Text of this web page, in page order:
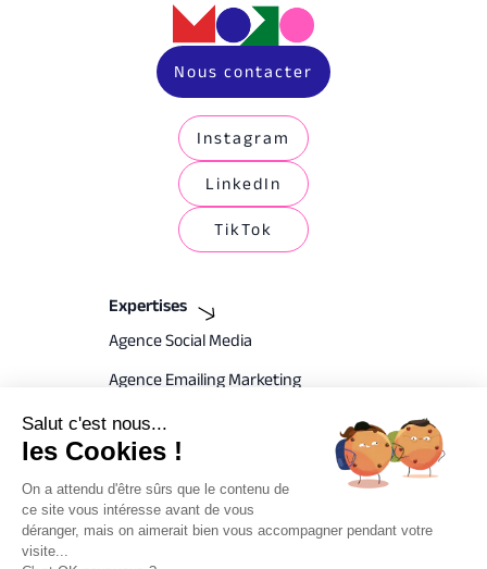
Nous contacter
Instagram
LinkedIn
TikTok
Expertises
Agence Social Media
Agence Emailing Marketing
Agence SEA
Agence SEO Lille
Agence CRM
Branding & Plateforme de marque
Salut c'est nous...
les Cookies !
On a attendu d'être sûrs que le contenu de
ce site vous intéresse avant de vous
déranger, mais on aimerait bien vous accompagner pendant votre
visite...